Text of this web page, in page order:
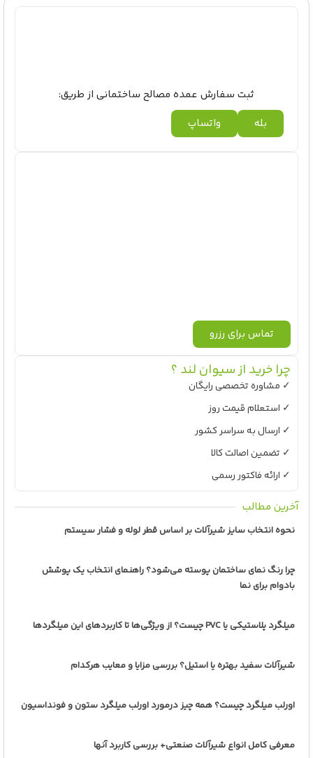
ثبت سفارش عمده مصالح ساختمانی از طریق:
بله
واتساپ
تماس برای رزرو
چرا خرید از سیوان لند ؟
✓ مشاوره تخصصی رایگان
✓ استعلام قیمت روز
✓ ارسال به سراسر کشور
✓ تضمین اصالت کالا
✓ ارائه فاکتور رسمی
آخرین مطالب
نحوه انتخاب سایز شیرآلات بر اساس قطر لوله و فشار سیستم
چرا رنگ نمای ساختمان پوسته می‌شود؟ راهنمای انتخاب یک پوشش
بادوام برای نما
میلگرد پلاستیکی یا PVC چیست؟ از ویژگی‌ها تا کاربردهای این میلگردها
شیرآلات سفید بهتره یا استیل؟ بررسی مزایا و معایب هرکدام
اورلب میلگرد چیست؟ همه چیز درمورد اورلب میلگرد ستون و فونداسیون
معرفی کامل انواع شیرآلات صنعتی+ بررسی کاربرد آنها